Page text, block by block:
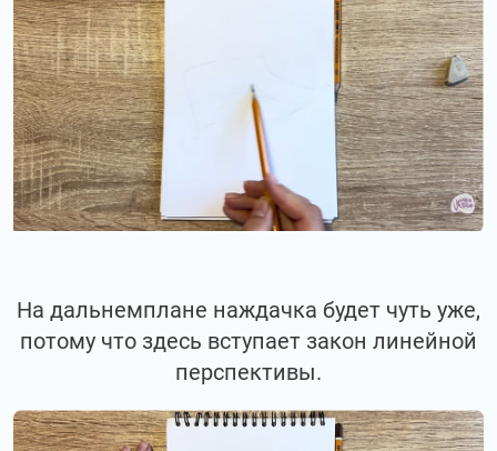
На дальнемплане наждачка будет чуть уже,
потому что здесь вступает закон линейной
перспективы.